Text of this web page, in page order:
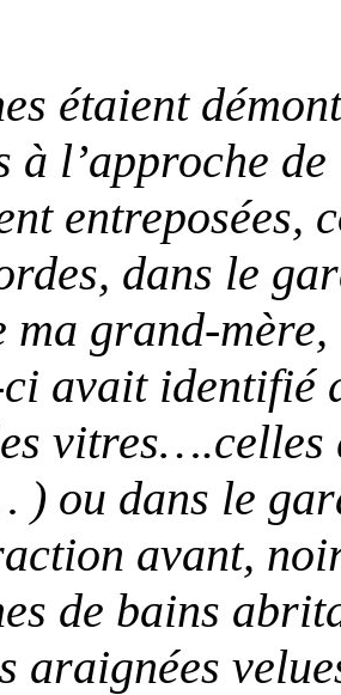
étaient
à l’approche
entreposées,
dans le
ma grand-
avait identifié
vitres….celles
) ou dans le
avant,
de bains
araignées